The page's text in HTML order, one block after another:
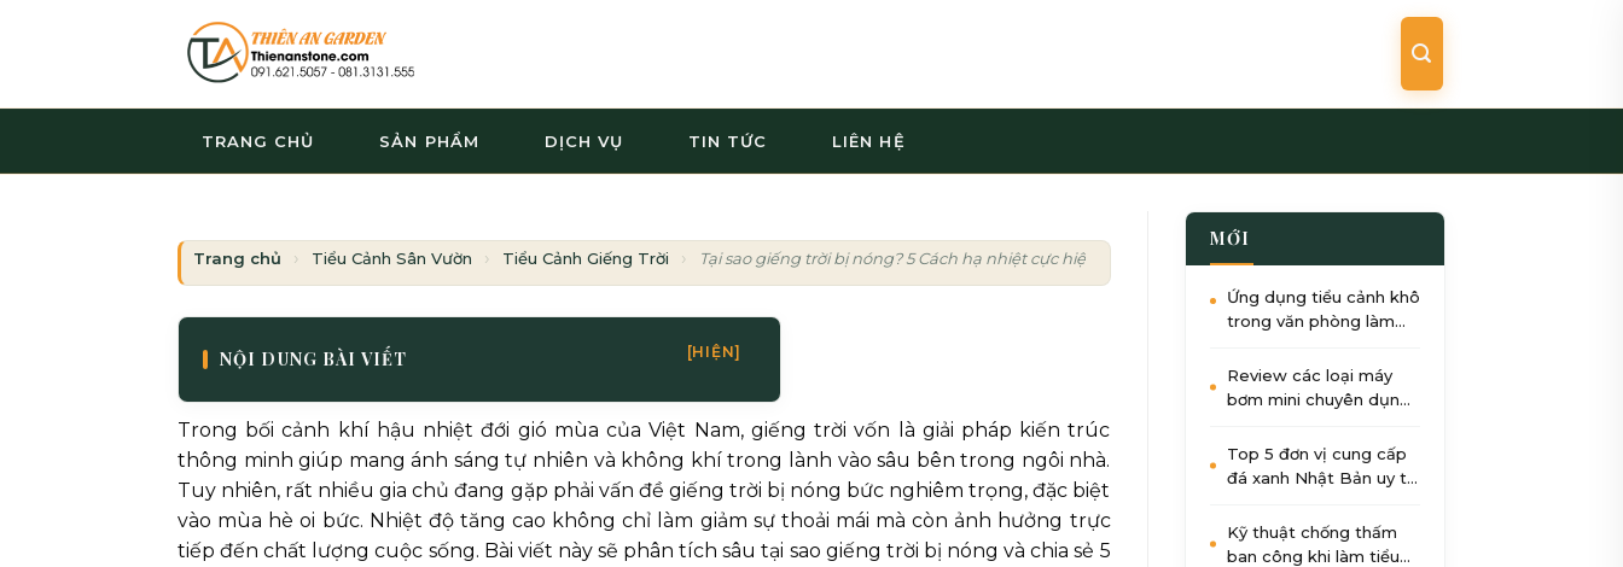
dung
TRANG CHỦ SẢN PHẨM DỊCH VỤ TIN TỨC LIÊN HỆ
Trang chủ Tiểu Cảnh Sân Vườn Tiểu Cảnh Giếng Trời Tại sao giếng trời bị nóng? 5 Cách hạ nhiệt cực hiệu quả
NỘI DUNG BÀI VIẾT [HIỆN]
Trong bối cảnh khí hậu nhiệt đới gió mùa của Việt Nam, giếng trời vốn là giải pháp kiến trúc
thông minh giúp mang ánh sáng tự nhiên và không khí trong lành vào sâu bên trong ngôi nhà.
Tuy nhiên, rất nhiều gia chủ đang gặp phải vấn đề giếng trời bị nóng bức nghiêm trọng, đặc biệt
vào mùa hè oi bức. Nhiệt độ tăng cao không chỉ làm giảm sự thoải mái mà còn ảnh hưởng trực
tiếp đến chất lượng cuộc sống. Bài viết này sẽ phân tích sâu tại sao giếng trời bị nóng và chia sẻ 5
MỚI
Ứng dụng tiểu cảnh khô
trong văn phòng làm
năng suất
Review các loại máy
bơm mini chuyên dụng
sân
Top 5 đơn vị cung cấp
đá xanh Nhật Bản uy tín
Kỹ thuật chống thấm
ban công khi làm tiểu